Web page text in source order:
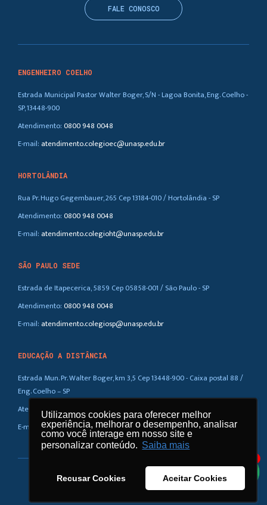
Utilizamos cookies para oferecer melhor
experiência, melhorar o desempenho, analisar
como você interage em nosso site e
personalizar conteúdo. Saiba mais
Recusar Cookies Aceitar Cookies
Utilizamos cookies para oferecer melhor
experiência, melhorar o desempenho, analisar
como você interage em nosso site e
personalizar conteúdo. Saiba mais
Recusar Cookies Aceitar Cookies
ENGENHEIRO COELHO
Estrada Municipal Pastor Walter Boger, S/N - Lagoa Bonita, Eng. Coelho -
SP, 13448-900
Atendimento:0800 948 0048
E-mail: atendimento.colegioec@unasp.edu.br
HORTOLÂNDIA
Rua Pr. Hugo Gegembauer, 265 Cep 13184-010 / Hortolândia - SP
Atendimento:0800 948 0048
E-mail: atendimento.colegioht@unasp.edu.br
SÃO PAULO SEDE
Estrada de Itapecerica, 5859 Cep 05858-001 / São Paulo - SP
Atendimento:0800 948 0048
E-mail: atendimento.colegiosp@unasp.edu.br
EDUCAÇÃO A DISTÂNCIA
Estrada Mun. Pr. Walter Boger, km 3,5 Cep 13448-900 - Caixa postal 88 /
Eng. Coelho – SP
Atendimento:
0800 948 0048
E-mail: atendimento.ead@unasp.br
FALE CONOSCO